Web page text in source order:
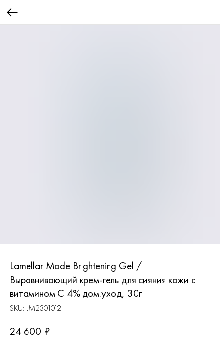
Lamellar Mode Brightening Gel /
Выравнивающий крем-гель для сияния кожи с
витамином С 4% дом.уход, 30г
SKU: LM2301012
24 600 ₽